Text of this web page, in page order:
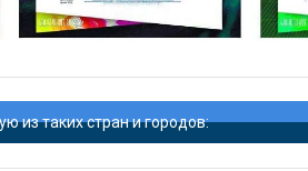
из таких стран и городов: